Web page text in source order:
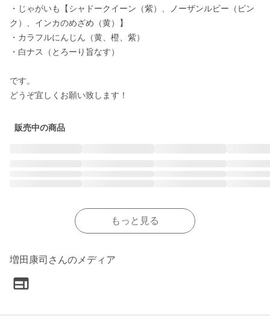
・じゃがいも【シャドークイーン（紫）、ノーザンルビー（ピン
ク）、インカのめざめ（黄）】
・カラフルにんじん（黄、橙、紫）
・白ナス（とろーり旨なす）
です。
どうぞ宜しくお願い致します！
販売中の商品
もっと見る
増田康司さんのメディア